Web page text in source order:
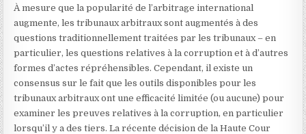
À mesure que la popularité de l’arbitrage international
augmente, les tribunaux arbitraux sont augmentés à des
questions traditionnellement traitées par les tribunaux – en
particulier, les questions relatives à la corruption et à d’autres
formes d’actes répréhensibles. Cependant, il existe un
consensus sur le fait que les outils disponibles pour les
tribunaux arbitraux ont une efficacité limitée (ou aucune) pour
examiner les preuves relatives à la corruption, en particulier
lorsqu’il y a des tiers. La récente décision de la Haute Cour